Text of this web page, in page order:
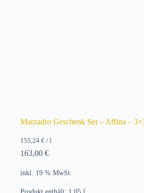
Marzadro Geschenk Set – Affina –
155,24 € / l
163,00 €
inkl. 19 % MwSt.
Produkt enthält: 1,05 l